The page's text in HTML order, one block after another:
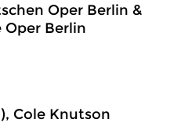
Oper Berlin &
Oper Berlin
Cole Knutson